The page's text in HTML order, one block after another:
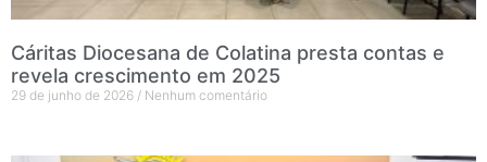
Cáritas Diocesana de Colatina presta contas e
revela crescimento em 2025
29 de junho de 2026 Nenhum comentário